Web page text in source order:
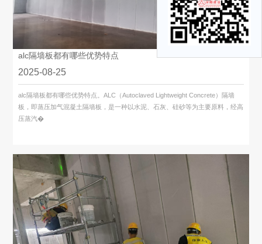
alc隔墙板都有哪些优势特点
2025-08-25
alc隔墙板都有哪些优势特点。ALC（Autoclaved Lightweight Concrete）隔墙
板，即蒸压加气混凝土隔墙板，是一种以水泥、石灰、硅砂等为主要原料，经高
压蒸汽�